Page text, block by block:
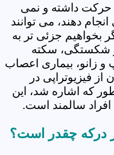
حرکت داشته و نمی
دهند، می توانند
بخواهیم جزئی تر به
شکستگی، سکته
زانو، بیماری اعصاب
فیزیوتراپی در
که اشاره شد، این
سالمند است.
درکه چقدر است؟